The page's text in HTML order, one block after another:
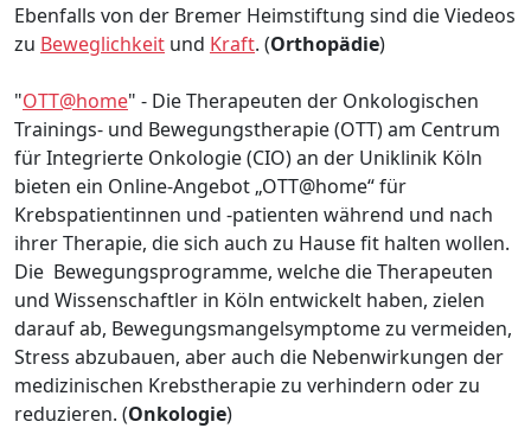
Ebenfalls von der Bremer Heimstiftung sind die Viedeos
zu Beweglichkeit und Kraft. (Orthopädie)
"OTT@home" - Die Therapeuten der Onkologischen
Trainings- und Bewegungstherapie (OTT) am Centrum
für Integrierte Onkologie (CIO) an der Uniklinik Köln
bieten ein Online-Angebot „OTT@home“ für
Krebspatientinnen und -patienten während und nach
ihrer Therapie, die sich auch zu Hause fit halten wollen.
Die Bewegungsprogramme, welche die Therapeuten
und Wissenschaftler in Köln entwickelt haben, zielen
darauf ab, Bewegungsmangelsymptome zu vermeiden,
Stress abzubauen, aber auch die Nebenwirkungen der
medizinischen Krebstherapie zu verhindern oder zu
reduzieren. (Onkologie)